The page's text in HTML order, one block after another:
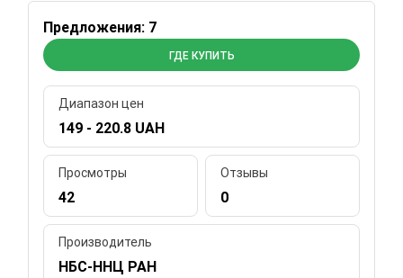
Предложения: 7
ГДЕ КУПИТЬ
Диапазон цен
149 - 220.8 UAH
Просмотры
42
Отзывы
0
Производитель
НБС-ННЦ РАН